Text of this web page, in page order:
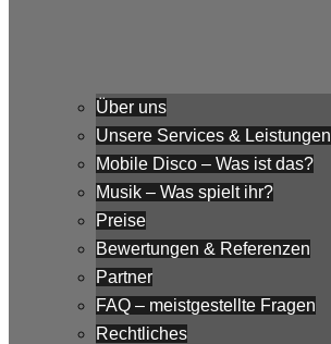
Über uns
Unsere Services & Leistungen
Mobile Disco – Was ist das?
Musik – Was spielt ihr?
Preise
Bewertungen & Referenzen
Partner
FAQ – meistgestellte Fragen
Rechtliches